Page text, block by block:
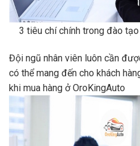
3 tiêu chí chính trong đào
Đội ngũ nhân viên luôn cần
có thể mang đến cho khách
khi mua hàng ở OroKingAuto